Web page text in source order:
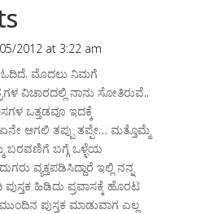
2012 at 3:22 am
ಓದಿದೆ. ಮೊದಲು ನಿಮಗೆ
ವಿಚಾರದಲ್ಲಿ ನಾನು ಸೋತಿರುವೆ..
ಒತ್ತಡವೂ ಇದಕ್ಕೆ
ಆಗಲಿ ತಪ್ಪು ತಪ್ಪೇ… ಮತ್ತೊಮ್ಮೆ
ಬರವಣಿಗೆ ಬಗ್ಗೆ ಒಳ್ಳೆಯ
ವ್ಯಕ್ತಪಡಿಸಿದ್ದಾರೆ ಇಲ್ಲಿ ನನ್ನ
ಹಿಡಿದು ಪ್ರವಾಸಕ್ಕೆ ಹೊರಟ
ಪುಸ್ತಕ ಮಾಡುವಾಗ ಎಲ್ಲ